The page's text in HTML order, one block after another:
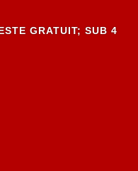
GRATUIT; SUB 4